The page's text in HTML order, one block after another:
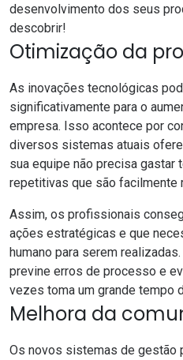
desenvolvimento dos seus
descobrir!
Otimização da
As inovações tecnológicas
significativamente para o
empresa. Isso acontece por
diversos sistemas atuais
sua equipe não precisa gastar
repetitivas que são
Assim, os profissionais
ações estratégicas e que
humano para serem
previne erros de processo e
vezes toma um grande tempo
Melhora da
Os novos sistemas de gestão